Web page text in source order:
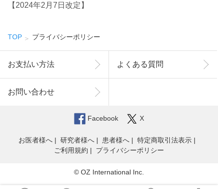
【2024年2月7日改定】
TOP プライバシーポリシー
お支払い方法 よくある質問
お問い合わせ
Facebook X
お医者様へ 研究者様へ 患者様へ
特定商取引法表示
ご利用規約
プライバシーポリシー
© OZ International Inc.